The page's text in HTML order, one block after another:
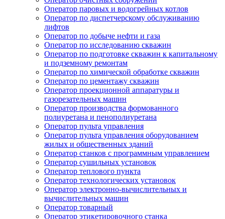
Оператор паровых и водогрейных котлов
Оператор по диспетчерскому обслуживанию
лифтов
Оператор по добыче нефти и газа
Оператор по исследованию скважин
Оператор по подготовке скважин к капитальному
и подземному ремонтам
Оператор по химической обработке скважин
Оператор по цементажу скважин
Оператор проекционной аппаратуры и
газорезательных машин
Оператор производства формованного
полиуретана и пенополиуретана
Оператор пульта управления
Оператор пульта управления оборудованием
жилых и общественных зданий
Оператор станков с программным управлением
Оператор сушильных установок
Оператор теплового пункта
Оператор технологических установок
Оператор электронно-вычислительных и
вычислительных машин
Оператор товарный
Оператор этикетировочного станка